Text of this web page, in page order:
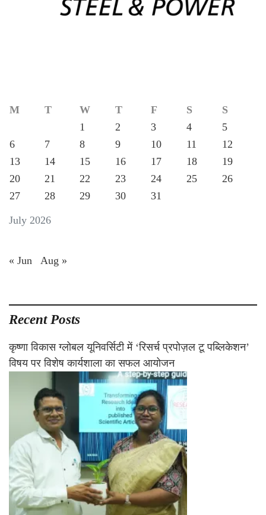
July 2026
M T W T F S
S
1
2 3 4
5
6
7 8 9 10 11
12
13
14 15 16 17 18
19
20
21 22 23 24 25
26
27
28 29 30 31
« Jun Aug »
Recent Posts
कृष्णा विकास ग्लोबल यूनिवर्सिटी में ‘रिसर्च प्रपोज़ल टू पब्लिकेशन’
विषय पर विशेष कार्यशाला का सफल आयोजन